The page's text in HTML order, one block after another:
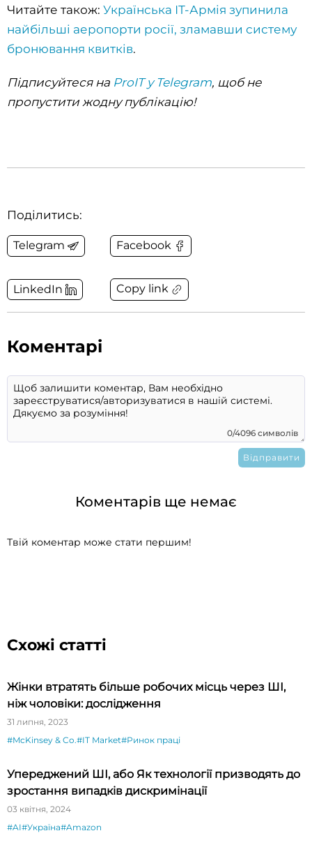
Читайте також: Українська ІТ-Армія зупинила
найбільші аеропорти росії, зламавши систему
бронювання квитків.
Підписуйтеся на ProIT у Telegram, щоб не
пропустити жодну публікацію!
Поділитись:
Telegram Facebook
LinkedIn Copy link
Коментарі
0/4096 символів
Коментарів ще немає
Твій коментар може стати першим!
Схожі статті
Жінки втратять більше робочих місць через ШІ,
ніж чоловіки: дослідження
31 липня, 2023
#McKinsey & Co.#IT Market#Ринок праці
Упереджений ШІ, або Як технології призводять до
зростання випадків дискримінації
03 квітня, 2024
#AI#Україна#Amazon